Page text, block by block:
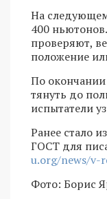
На
400
проверяют,
положение
По
тянуть до
испытатели
Ранее стало
ГОСТ для
u.org/news/v-
Фото: Борис